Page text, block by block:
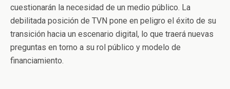
cuestionarán la necesidad de un medio público. La
debilitada posición de TVN pone en peligro el éxito de su
transición hacia un escenario digital, lo que traerá nuevas
preguntas en torno a su rol público y modelo de
financiamiento.